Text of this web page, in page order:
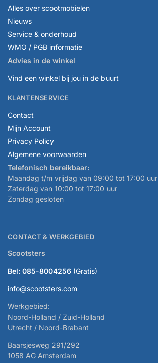
Alles over scootmobielen
Nieuws
Service & onderhoud
WMO / PGB informatie
Advies in de winkel
Vind een winkel bij jou in de buurt
KLANTENSERVICE
Contact
Mijn Account
Privacy Policy
Algemene voorwaarden
Telefonisch bereikbaar:
Maandag t/m vrijdag van 09:00 tot 17:00 uur
Zaterdag van 10:00 tot 17:00 uur
Zondag gesloten
CONTACT & WERKGEBIED
Scootsters
Bel: 085-8004256 (Gratis)
info@scootsters.com
Werkgebied:
Noord-Holland / Zuid-Holland
Utrecht / Noord-Brabant
Baarsjesweg 291/292
1058 AG Amsterdam